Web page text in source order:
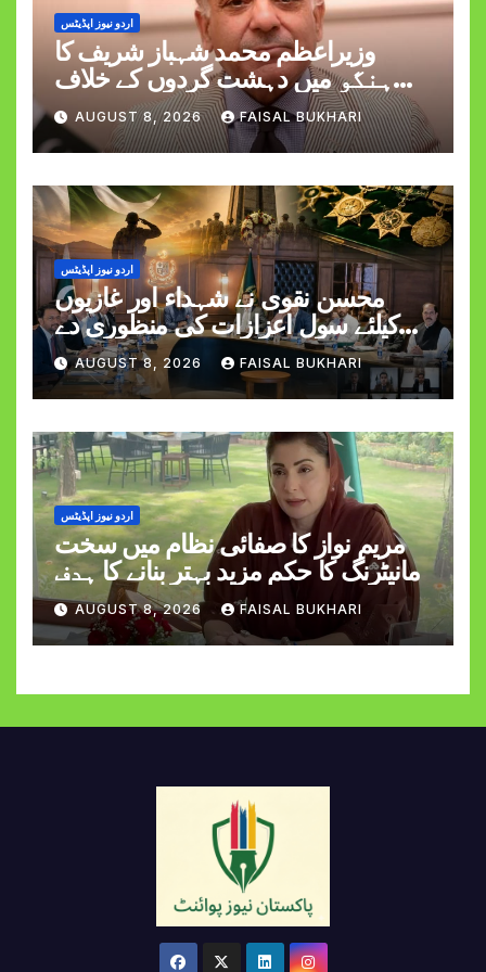
اردو نیوز اپڈیٹس
وزیراعظم محمد شہباز شریف کا
ہنگو میں دہشت گردوں کے خلاف
کارروائی کے دوران کیپٹن حمزہ اکرم
کی شہادت پر اظہارِ افسوس
AUGUST 8, 2026 FAISAL BUKHARI
اردو نیوز اپڈیٹس
محسن نقوی نے شہداء اور غازیوں
کیلئے سول اعزازات کی منظوری دے
دیAUGUST 8, 2026 FAISAL BUKHARI
اردو نیوز اپڈیٹس
مریم نواز کا صفائی نظام میں سخت
مانیٹرنگ کا حکم مزید بہتر بنانے کا ہدف
AUGUST 8, 2026 FAISAL BUKHARI